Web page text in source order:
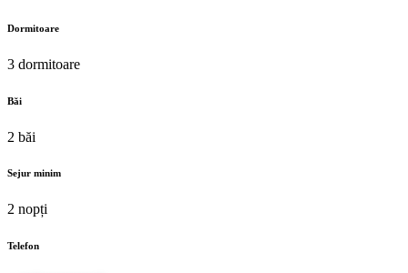
Dormitoare
3 dormitoare
Băi
2 băi
Sejur minim
2 nopți
Telefon